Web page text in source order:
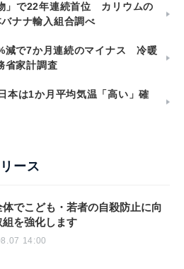
」で22年連続首位 カリウムの
ナナ輸入組合調べ
減で7か月連続のマイナス 冷暖
家計調査
は1か月平均気温「高い」確
ース
体でこども・若者の自殺防止に向
組を強化します
14:00